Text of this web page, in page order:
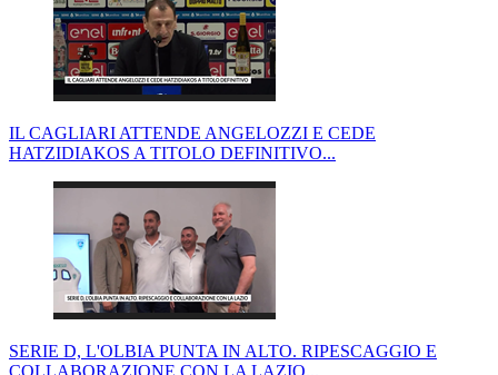
IL CAGLIARI ATTENDE ANGELOZZI E CEDE
HATZIDIAKOS A TITOLO DEFINITIVO...
SERIE D, L'OLBIA PUNTA IN ALTO. RIPESCAGGIO E
COLLABORAZIONE CON LA LAZIO...